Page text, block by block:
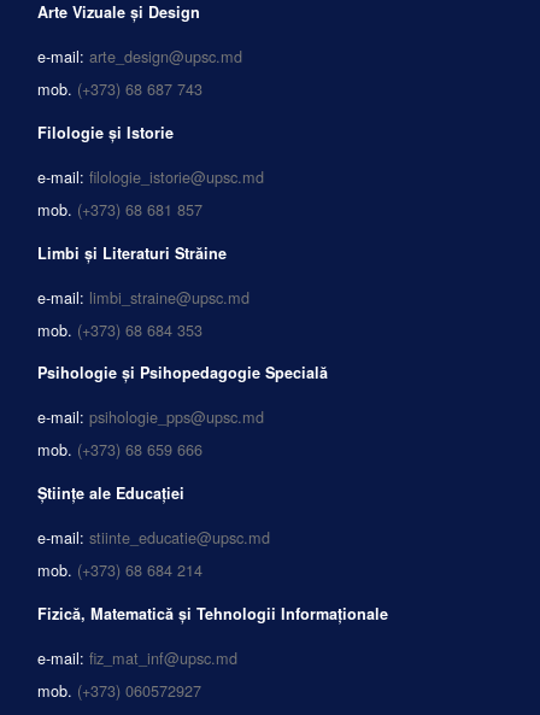
Arte Vizuale și Design
e-mail: arte_design@upsc.md
mob. (+373) 68 687 743
Filologie și Istorie
e-mail: filologie_istorie@upsc.md
mob. (+373) 68 681 857
Limbi și Literaturi Străine
e-mail: limbi_straine@upsc.md
mob. (+373) 68 684 353
Psihologie și Psihopedagogie Specială
e-mail: psihologie_pps@upsc.md
mob. (+373) 68 659 666
Științe ale Educației
e-mail: stiinte_educatie@upsc.md
mob. (+373) 68 684 214
Fizică, Matematică și Tehnologii Informaționale
e-mail: fiz_mat_inf@upsc.md
mob. (+373) 060572927